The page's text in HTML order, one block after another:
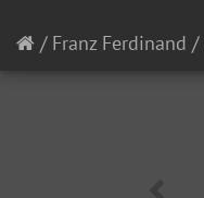
/ Franz Ferdinand /